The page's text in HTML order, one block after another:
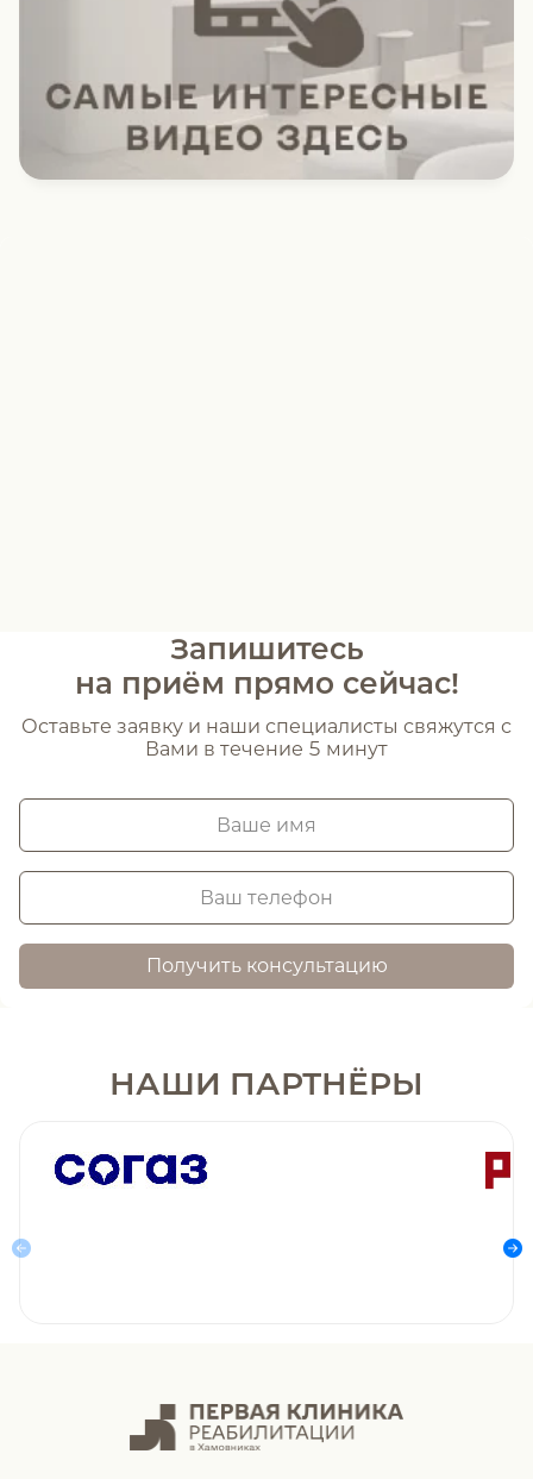
Запишитесь
на приём прямо сейчас!
Оставьте заявку и наши специалисты свяжутся с
Вами в течение 5 минут
Получить консультацию
НАШИ ПАРТНЁРЫ